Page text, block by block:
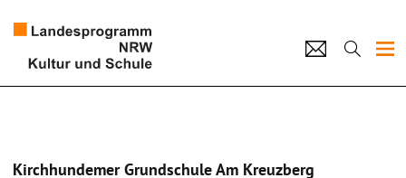
Kirchhundemer Grundschule Am Kreuzberg